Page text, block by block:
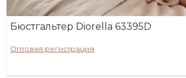
Бюстгальтер Diorella 63395D
Оптовая регистрация